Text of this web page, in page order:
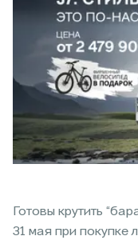
Готовы крутить
31 мая при покупке